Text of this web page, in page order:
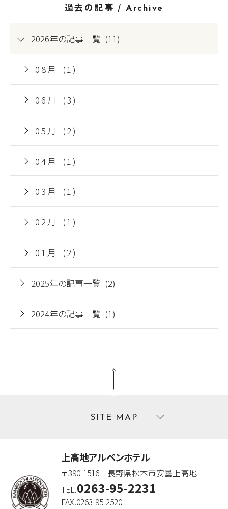
過去の記事 /Archive
2026年の記事一覧 (11)
08月 (1)
06月 (3)
05月 (2)
04月 (1)
03月 (1)
02月 (1)
01月 (2)
2025年の記事一覧 (2)
2024年の記事一覧 (1)
SITE MAP
上高地アルペンホテル
〒390-1516 長野県松本市安曇上高地
TEL.0263-95-2231
FAX.0263-95-2520